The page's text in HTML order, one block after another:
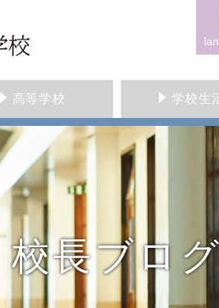
高等学校 学校生
校長ブロ